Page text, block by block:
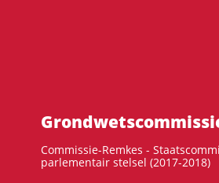
Commissie-Remkes -
parlementair stelsel (2017-2018)